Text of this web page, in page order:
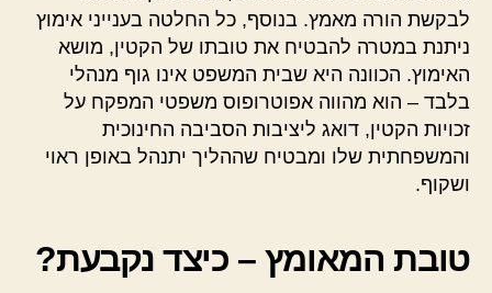
לבקשת הורה מאמץ. בנוסף, כל החלטה בענייני אימוץ
ניתנת במטרה להבטיח את טובתו של הקטין, מושא
האימוץ. הכוונה היא שבית המשפט אינו גוף מנהלי
בלבד – הוא מהווה אפוטרופוס משפטי המפקח על
זכויות הקטין, דואג ליציבות הסביבה החינוכית
והמשפחתית שלו ומבטיח שההליך יתנהל באופן ראוי
ושקוף.
טובת המאומץ – כיצד נקבעת?